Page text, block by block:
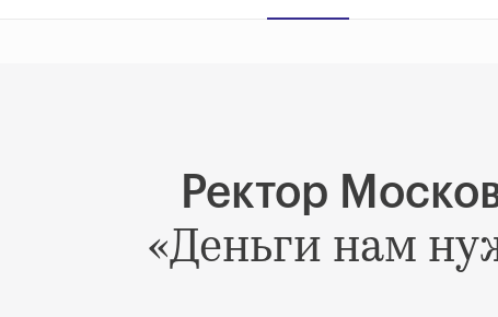
Ректор
«Деньги нам